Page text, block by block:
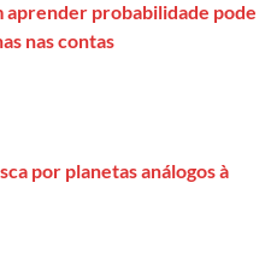
aprender probabilidade pode
nas contas
por planetas análogos à